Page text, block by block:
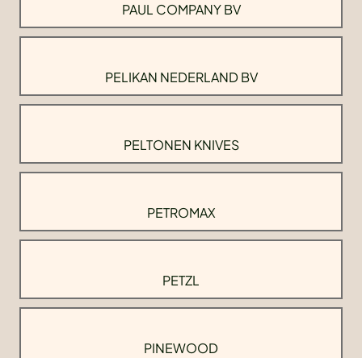
PAUL COMPANY BV
PELIKAN NEDERLAND BV
PELTONEN KNIVES
PETROMAX
PETZL
PINEWOOD